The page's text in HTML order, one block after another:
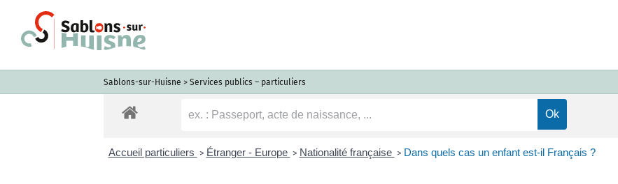
Sablons-sur-Huisne > Services publics – particuliers
Accueil particuliers > Étranger - Europe > Nationalité française > Dans quels cas un enfant est-il Français ?